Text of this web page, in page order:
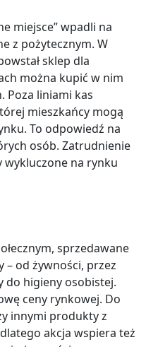
miejsce” wpadli na
z pożytecznym. W
sklep dla
można kupić w nim
Poza liniami kas
mieszkańcy mogą
To odpowiedź na
osób. Zatrudnienie
wykluczone na rynku
sprzedawane
– od żywności, przez
do higieny osobistej.
ceny rynkowej. Do
innymi produkty z
akcja wspiera też